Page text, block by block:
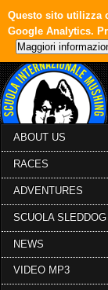
ABOUT US
RACES
ADVENTURES
SCUOLA SLEDDOG
NEWS
VIDEO MP3
Questo sito utilizza
Google Analytics.
Maggiori